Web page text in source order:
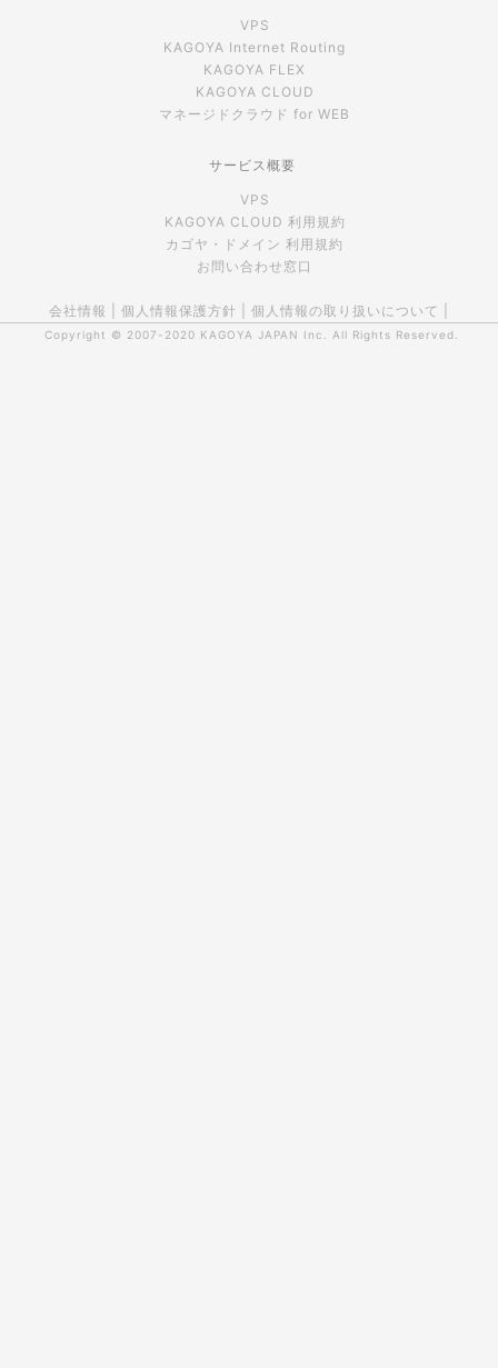
VPS
KAGOYA Internet Routing
KAGOYA FLEX
KAGOYA CLOUD
マネージドクラウド for WEB
サービス概要
VPS
KAGOYA CLOUD 利用規約
カゴヤ・ドメイン 利用規約
お問い合わせ窓口
会社情報 個人情報保護方針 個人情報の取り扱いについて
Copyright © 2007-2020 KAGOYA JAPAN Inc. All Rights Reserved.